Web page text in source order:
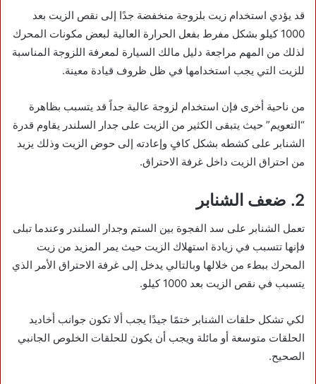
قد يؤدي استخدام زيت بلزوجة منخفضة جدًا إلى نقص الزيت بعد
1000 كيلو بشكل مفرط بفعل الحرارة العالية لبعض مكونات المحرك
لذلك من المهم مراجعة دليل مالك السيارة لمعرفة اللزوجة المناسبة
للزيت التي يجب استخدامها في ظل ظروف قيادة معينة.
من ناحية أخرى فإن استخدام لزوجة عالية جداً قد يتسبب بظاهرة
“التعويم” حيث يتبقى الكثير من الزيت على جدار السلندر يقاوم قدرة
الشنابر على كشطه بشكل كافٍ وإعادته إلى حوض الزيت وذلك يزيد
من احتراق الزيت داخل غرفة الاحتراق.
2. ضعف الشنابر
تعمل الشنابر على سد الفجوة بين الستم وجدار السلندر وعندما تبلى
فإنها تتسبب في زيادة استهلاك الزيت حيث يمر المزيد من زيت
المحرك ببطء من خلالها وبالتالي يدخل إلى غرفة الاحتراق الأمر الذي
يتسبب في نقص الزيت بعد 1000 كيلو.
لكي تشكل حلقات الشنابر ختمًا جيدًا يجب ألا تكون جوانب أخاديد
الحلقات متوسعة أو مائلة ويجب أن يكون للحلقات الخلوص الجانبي
الصحيح.